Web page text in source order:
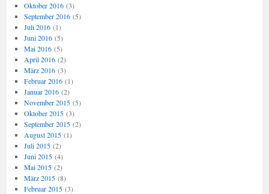
Oktober 2016(3)
September 2016(5)
Juli 2016(1)
Juni 2016(5)
Mai 2016(5)
April 2016(2)
März 2016(3)
Februar 2016(1)
Januar 2016(2)
November 2015(5)
Oktober 2015(3)
September 2015(2)
August 2015(1)
Juli 2015(2)
Juni 2015(4)
Mai 2015(2)
März 2015(8)
Februar 2015(3)